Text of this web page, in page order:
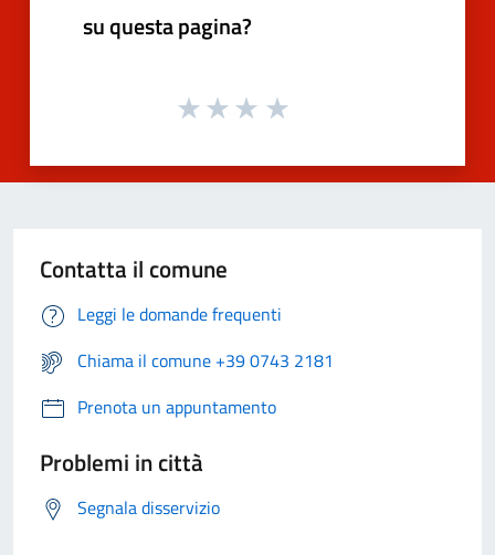
su questa pagina?
Contatta il comune
Leggi le domande frequenti
Chiama il comune +39 0743 2181
Prenota un appuntamento
Problemi in città
Segnala disservizio